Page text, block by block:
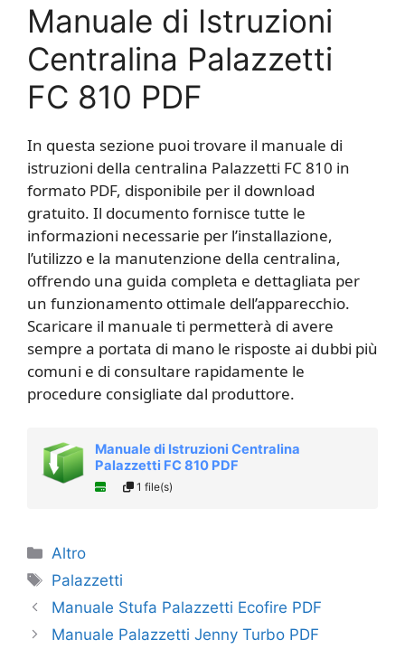
Manuale di Istruzioni
Centralina Palazzetti
FC 810 PDF
In questa sezione puoi trovare il manuale di
istruzioni della centralina Palazzetti FC 810 in
formato PDF, disponibile per il download
gratuito. Il documento fornisce tutte le
informazioni necessarie per l’installazione,
l’utilizzo e la manutenzione della centralina,
offrendo una guida completa e dettagliata per
un funzionamento ottimale dell’apparecchio.
Scaricare il manuale ti permetterà di avere
sempre a portata di mano le risposte ai dubbi più
comuni e di consultare rapidamente le
procedure consigliate dal produttore.
Manuale di Istruzioni Centralina
Palazzetti FC 810 PDF
1 file(s)
Categorie
Altro
Tag
Palazzetti
Manuale Stufa Palazzetti Ecofire PDF
Manuale Palazzetti Jenny Turbo PDF